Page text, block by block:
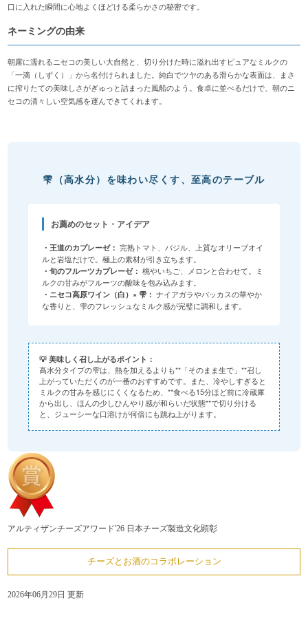
口に入れた瞬間に心地よくほどける柔らかさの秘密です。
ネーミングの由来
朝露に濡れるニセコの美しい大自然と、切り分けた時に溢れ出すピュアなミルクの
「一滴（しずく）」から名付けられました。純白でツヤのある滑らかな表面は、まさ
に搾りたての美味しさがぎゅっと詰まった風船のよう。食卓に並べるだけで、朝のニ
セコの清々しい空気感を運んできてくれます。
雫（高水分）を味わい尽くす、至高のテーブル
お薦めのセット・アイデア
・王道のカプレーゼ： 完熟トマト、バジル、上質なオリーブオイ
ルと岩塩だけで。極上の素材が引き立ちます。
・旬のフルーツカプレーゼ： 桃やいちご、メロンと合わせて。ミ
ルクの甘みがフルーツの酸味を包み込みます。
・ニセコ高原ワイン（白）× 雫： ナイアガラやバッカスの華やか
な香りと、雫のフレッシュなミルク感が完璧に調和します。
💡美味しく召し上がるポイント：
高水分タイプの雫は、熱を加えるよりも**「そのまま生で」**召し
上がっていただくのが一番のおすすめです。また、冷やしすぎると
ミルクの甘みを感じにくくなるため、**食べる15分ほど前に冷蔵庫
から出し、ほんの少しひんやり感が和らいだ状態**で切り分ける
と、ジューシーな口溶けが何倍にも跳ね上がります。
アルティザンチーズアワード'26 日本チーズ製造文化顕彰
チーズとお酒のコラボレーション
2026年06月29日 更新